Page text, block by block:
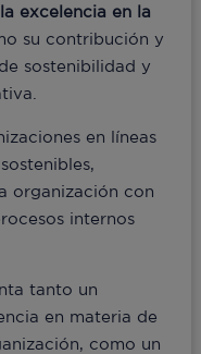
excelencia en la
su contribución y
sostenibilidad y
en líneas
organización con
internos
tanto un
en materia de
como un